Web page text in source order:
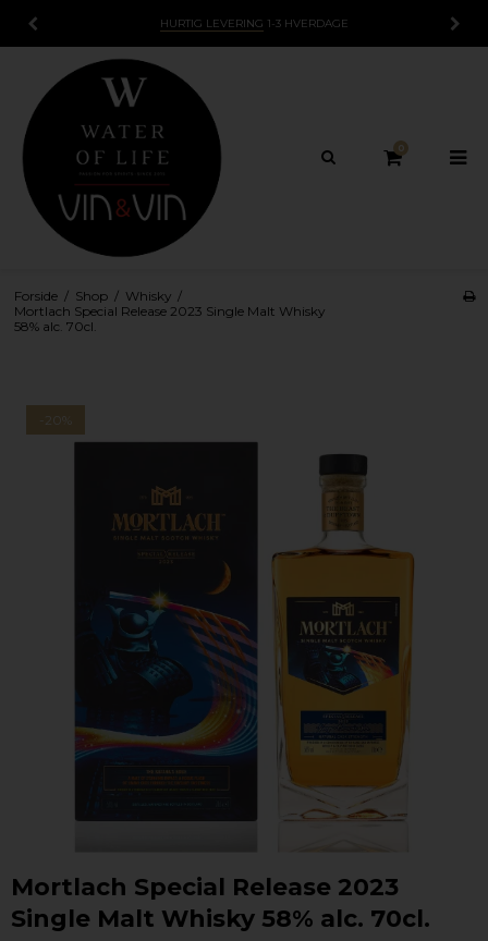
HURTIG LEVERING 1-3 HVERDAGE
0
Forside / Shop / Whisky /
Mortlach Special Release 2023 Single Malt Whisky
58% alc. 70cl.
-20%
Mortlach Special Release 2023
Single Malt Whisky 58% alc. 70cl.